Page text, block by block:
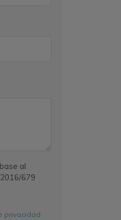
al
679
privacidad